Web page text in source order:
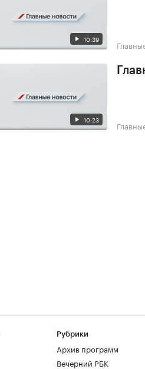
10:39
10:23
Рубрики
Архив программ
Вечерний РБК